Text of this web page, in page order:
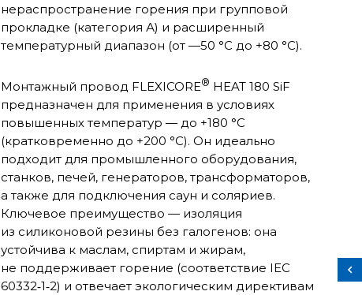
нераспространение горения при групповой
прокладке (категория А) и расширенный
температурный диапазон (от —50 °C до +80 °C).
Монтажный провод FLEXICORE® HEAT 180 SiF
предназначен для применения в условиях
повышенных температур — до +180 °C
(кратковременно до +200 °C). Он идеально
подходит для промышленного оборудования,
станков, печей, генераторов, трансформаторов,
а также для подключения саун и соляриев.
Ключевое преимущество — изоляция
из силиконовой резины без галогенов: она
устойчива к маслам, спиртам и жирам,
не поддерживает горение (соответствие IEC
60332‑1‑2) и отвечает экологическим директивам